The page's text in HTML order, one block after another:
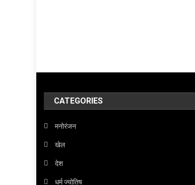
CATEGORIES
मनोरंजन
खेल
देश
धर्म ज्योतिष